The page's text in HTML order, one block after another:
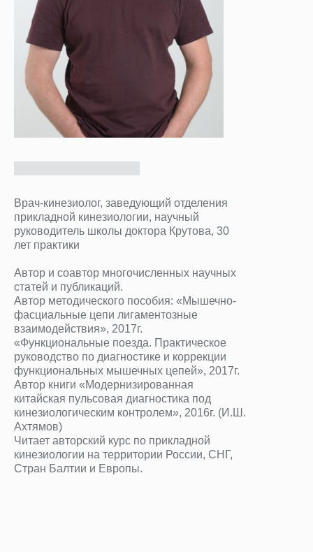
ОПЛАТИТЬ
Врач-кинезиолог, заведующий отделения
прикладной кинезиологии, научный
руководитель школы доктора Крутова, 30
лет практики
Автор и соавтор многочисленных научных
статей и публикаций.
Автор методического пособия: «Мышечно-
фасциальные цепи лигаментозные
взаимодействия», 2017г.
«Функциональные поезда. Практическое
руководство по диагностике и коррекции
функциональных мышечных цепей», 2017г.
Автор книги «Модернизированная
китайская пульсовая диагностика под
кинезиологическим контролем», 2016г. (И.Ш.
Ахтямов)
Читает авторский курс по прикладной
кинезиологии на территории России, СНГ,
Стран Балтии и Европы.